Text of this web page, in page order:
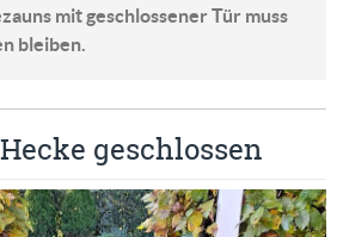
mit geschlossener Tür muss
bleiben.
geschlossen